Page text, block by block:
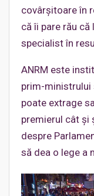
covârşitoare în
că îi pare rău că
specialist în
ANRM este
prim-ministrului
poate extrage
premierul cât şi
despre
să dea o lege a